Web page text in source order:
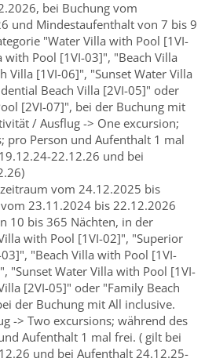
bei Buchung vom
und Mindestaufenthalt von 7 bis 9
"Water Villa with Pool [1VI-
Pool [1VI-03]", "Beach Villa
Villa [1VI-06]", "Sunset Water Villa
Beach Villa [2VI-05]" oder
[2VI-07]", bei der Buchung mit
/ Ausflug -> One excursion;
pro Person und Aufenthalt 1 mal
22.12.26 und bei
vom 24.12.2025 bis
23.11.2024 bis 22.12.2026
10 bis 365 Nächten, in der
with Pool [1VI-02]", "Superior
"Beach Villa with Pool [1VI-
"Sunset Water Villa with Pool [1VI-
[2VI-05]" oder "Family Beach
der Buchung mit All inclusive.
-> Two excursions; während des
Aufenthalt 1 mal frei. ( gilt bei
und bei Aufenthalt 24.12.25-